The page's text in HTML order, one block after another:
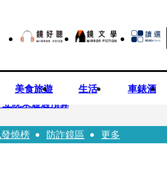
美食旅遊 生活 車錶酒
院未通過預算
露真相
燒榜 防詐鏡區 更多